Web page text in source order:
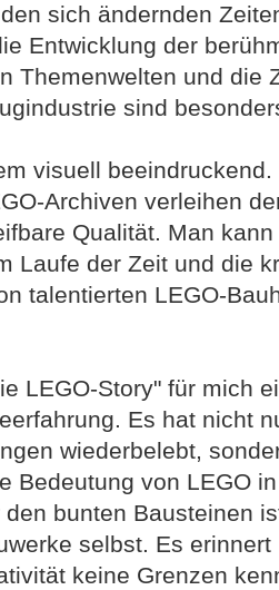
sich ändernden
Entwicklung der
Themenwelten und die
sind
visuell
Archiven verleihen
Qualität. Man
Laufe der Zeit und die
talentierten LEGO-
LEGO-Story" für mich
Es hat nicht
wiederbelebt,
Bedeutung von LEGO
bunten Bausteinen
selbst. Es
keine Grenzen